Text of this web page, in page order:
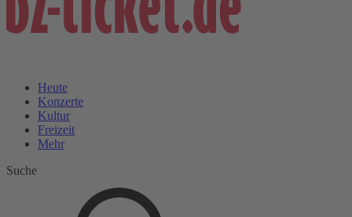
Heute
Konzerte
Kultur
Freizeit
Mehr
Suche